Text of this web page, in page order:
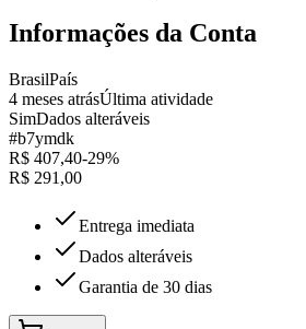
Informações da Conta
BrasilPaís
4 meses atrásÚltima atividade
SimDados alteráveis
#b7ymdk
R$ 407,40-29%
R$ 291,00
Entrega imediata
Dados alteráveis
Garantia de 30 dias